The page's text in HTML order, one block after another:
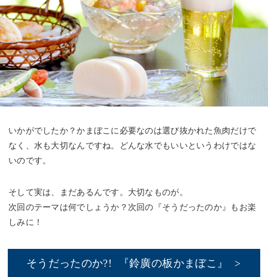
いかがでしたか？かまぼこに必要なのは選び抜かれた魚肉だけで
なく、水も大切なんですね。どんな水でもいいというわけではな
いのです。
そして実は、まだあるんです。大切なものが。
次回のテーマは何でしょうか？次回の『そうだったのか』もお楽
しみに！
そうだったのか?! 『鈴廣の板かまぼこ』